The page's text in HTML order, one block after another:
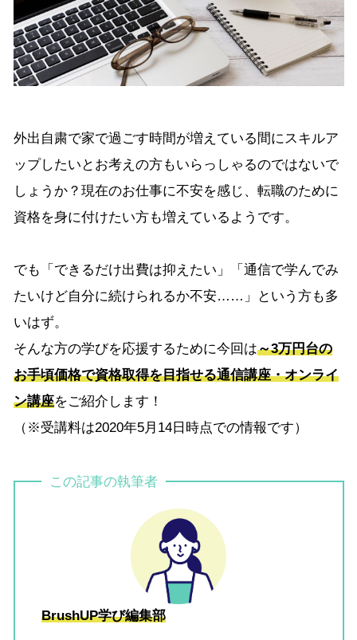
外出自粛で家で過ごす時間が増えている間にスキルア
ップしたいとお考えの方もいらっしゃるのではないで
しょうか？現在のお仕事に不安を感じ、転職のために
資格を身に付けたい方も増えているようです。
でも「できるだけ出費は抑えたい」「通信で学んでみ
たいけど自分に続けられるか不安……」という方も多
いはず。
そんな方の学びを応援するために今回は～3万円台の
お手頃価格で資格取得を目指せる通信講座・オンライ
ン講座をご紹介します！
（※受講料は2020年5月14日時点での情報です）
この記事の執筆者
BrushUP学び編集部